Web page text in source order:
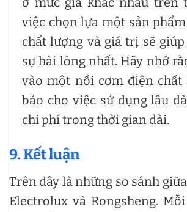
việc chọn lựa một sản
chất lượng và giá trị sẽ
sự hài lòng nhất. Hãy nhớ
vào một nồi cơm điện chất
bảo cho việc sử dụng lâu
chi phí trong thời gian dài.
9. Kết luận
Trên đây là những so sánh
Electrolux và Rongsheng.